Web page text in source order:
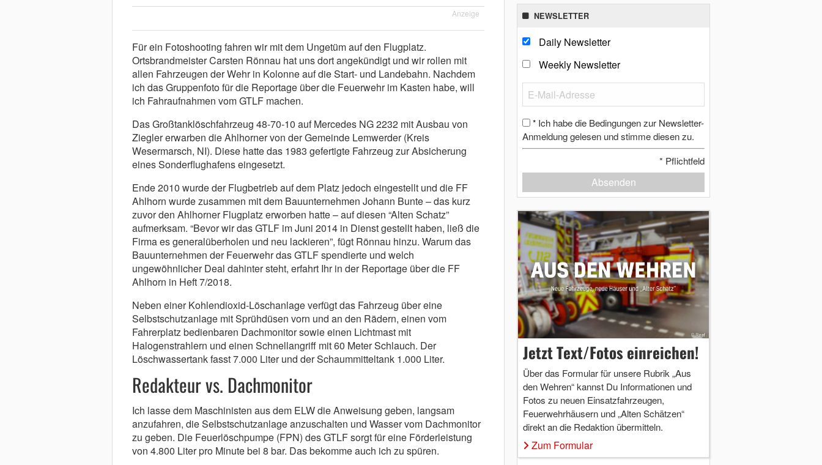
Anzeige
Für ein Fotoshooting fahren wir mit dem Ungetüm auf den Flugplatz.
Ortsbrandmeister Carsten Rönnau hat uns dort angekündigt und wir rollen mit
allen Fahrzeugen der Wehr in Kolonne auf die Start- und Landebahn. Nachdem
ich das Gruppenfoto für die Reportage über die Feuerwehr im Kasten habe, will
ich Fahraufnahmen vom GTLF machen.
Das Großtanklöschfahrzeug 48-70-10 auf Mercedes NG 2232 mit Ausbau von
Ziegler erwarben die Ahlhorner von der Gemeinde Lemwerder (Kreis
Wesermarsch, NI). Diese hatte das 1983 gefertigte Fahrzeug zur Absicherung
eines Sonderflughafens eingesetzt.
Ende 2010 wurde der Flugbetrieb auf dem Platz jedoch eingestellt und die FF
Ahlhorn wurde zusammen mit dem Bauunternehmen Johann Bunte – das kurz
zuvor den Ahlhorner Flugplatz erworben hatte – auf diesen “Alten Schatz”
aufmerksam. “Bevor wir das GTLF im Juni 2014 in Dienst gestellt haben, ließ die
Firma es generalüberholen und neu lackieren”, fügt Rönnau hinzu. Warum das
Bauunternehmen der Feuerwehr das GTLF spendierte und welch
ungewöhnlicher Deal dahinter steht, erfahrt Ihr in der Reportage über die FF
Ahlhorn in Heft 7/2018.
Neben einer Kohlendioxid-Löschanlage verfügt das Fahrzeug über eine
Selbstschutzanlage mit Sprühdüsen vorn und an den Rädern, einen vom
Fahrerplatz bedienbaren Dachmonitor sowie einen Lichtmast mit
Halogenstrahlern und einen Schnellangriff mit 60 Meter Schlauch. Der
Löschwassertank fasst 7.000 Liter und der Schaummitteltank 1.000 Liter.
Redakteur vs. Dachmonitor
Ich lasse dem Maschinisten aus dem ELW die Anweisung geben, langsam
anzufahren, die Selbstschutzanlage anzuschalten und Wasser vom Dachmonitor
zu geben. Die Feuerlöschpumpe (FPN) des GTLF sorgt für eine Förderleistung
von 4.800 Liter pro Minute bei 8 bar. Das bekomme auch ich zu spüren.
NEWSLETTER
Daily Newsletter
Weekly Newsletter
* Ich habe die Bedingungen zur Newsletter-
Anmeldung gelesen und stimme diesen zu.
* Pflichtfeld
Absenden
Jetzt Text/Fotos einreichen!
Über das Formular für unsere Rubrik „Aus
den Wehren“ kannst Du Informationen und
Fotos zu neuen Einsatzfahrzeugen,
Feuerwehrhäusern und „Alten Schätzen“
direkt an die Redaktion übermitteln.
Zum Formular